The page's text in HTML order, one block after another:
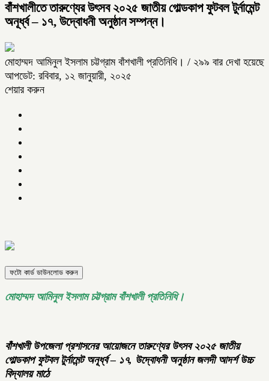
বাঁশখালীতে তারুণ্যের উৎসব ২০২৫ জাতীয় গোল্ডকাপ ফুটবল টুর্নামেন্ট
অনূর্ধ্ব – ১৭, উদ্বোধনী অনুষ্ঠান সম্পন্ন।
মোহাম্মদ আমিনুল ইসলাম চট্টগ্রাম বাঁশখালী প্রতিনিধি। / ২৯৯ বার দেখা হয়েছে
আপডেট: রবিবার, ১২ জানুয়ারী, ২০২৫
শেয়ার করুন
ফটো কার্ড ডাউনলোড করুন
মোহাম্মদ আমিনুল ইসলাম চট্টগ্রাম বাঁশখালী প্রতিনিধি।
বাঁশখালী উপজেলা প্রশাসনের আয়োজনে তারুণ্যের উৎসব ২০২৫ জাতীয়
গোল্ডকাপ ফুটবল টুর্নামেন্ট অনূর্ধ্ব – ১৭, উদ্বোধনী অনুষ্ঠান জলদী আদর্শ উচ্চ
বিদ্যালয় মাঠে